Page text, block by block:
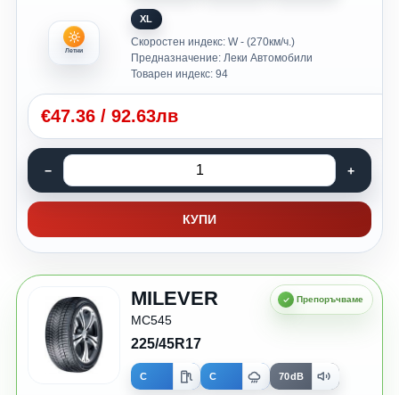
Летни
XL
Скоростен индекс: W - (270км/ч.)
Предназначение: Леки Автомобили
Товарен индекс: 94
€47.36 / 92.63лв
КУПИ
MILEVER
MC545
225/45R17
C C 70dB